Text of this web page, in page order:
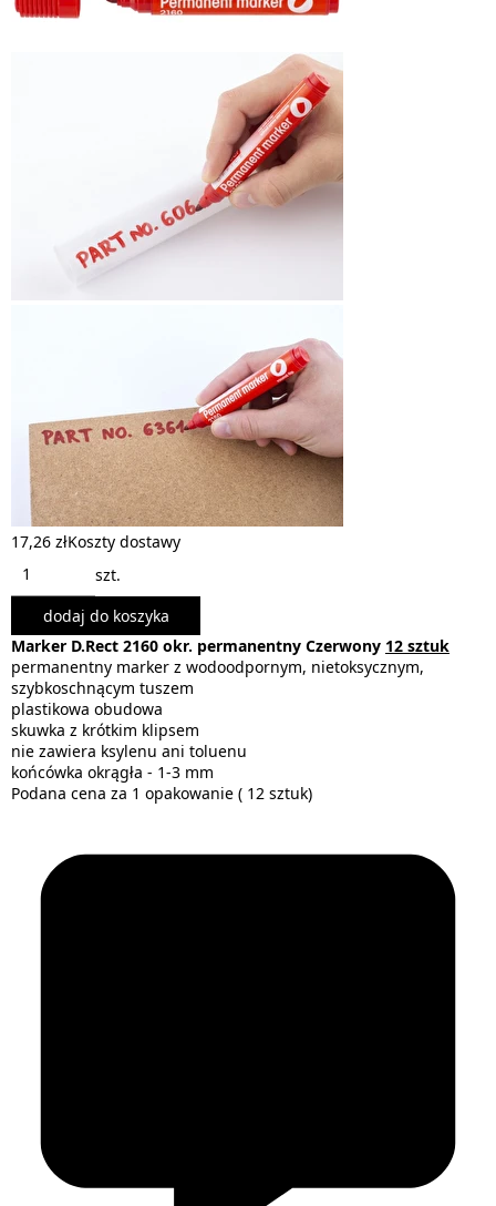
17,26 złKoszty dostawy
szt.
dodaj do koszyka
Marker D.Rect 2160 okr. permanentny Czerwony 12 sztuk
permanentny marker z wodoodpornym, nietoksycznym,
szybkoschnącym tuszem
plastikowa obudowa
skuwka z krótkim klipsem
nie zawiera ksylenu ani toluenu
końcówka okrągła - 1-3 mm
Podana cena za 1 opakowanie ( 12 sztuk)